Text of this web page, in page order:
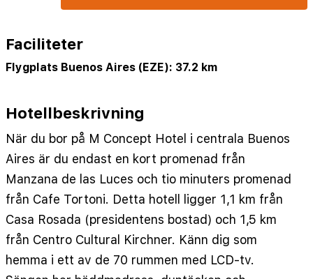
Faciliteter
Flygplats Buenos Aires (EZE): 37.2 km
Hotellbeskrivning
När du bor på M Concept Hotel i centrala Buenos
Aires är du endast en kort promenad från
Manzana de las Luces och tio minuters promenad
från Cafe Tortoni. Detta hotell ligger 1,1 km från
Casa Rosada (presidentens bostad) och 1,5 km
från Centro Cultural Kirchner. Känn dig som
hemma i ett av de 70 rummen med LCD-tv.